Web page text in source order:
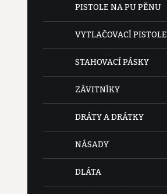
PISTOLE NA PU PĚNU
VYTLAČOVACÍ PISTOLE
STAHOVACÍ PÁSKY
ZÁVITNÍKY
DRÁTY A DRÁTKY
NÁSADY
DLÁTA